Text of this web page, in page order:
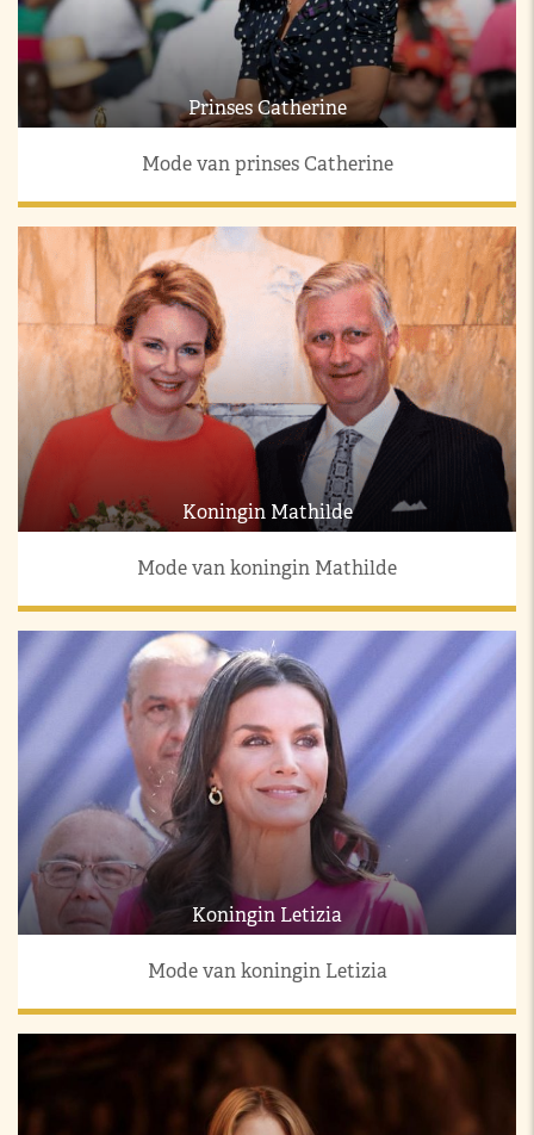
Prinses Catherine
Mode van prinses Catherine
Koningin Mathilde
Mode van koningin Mathilde
Koningin Letizia
Mode van koningin Letizia